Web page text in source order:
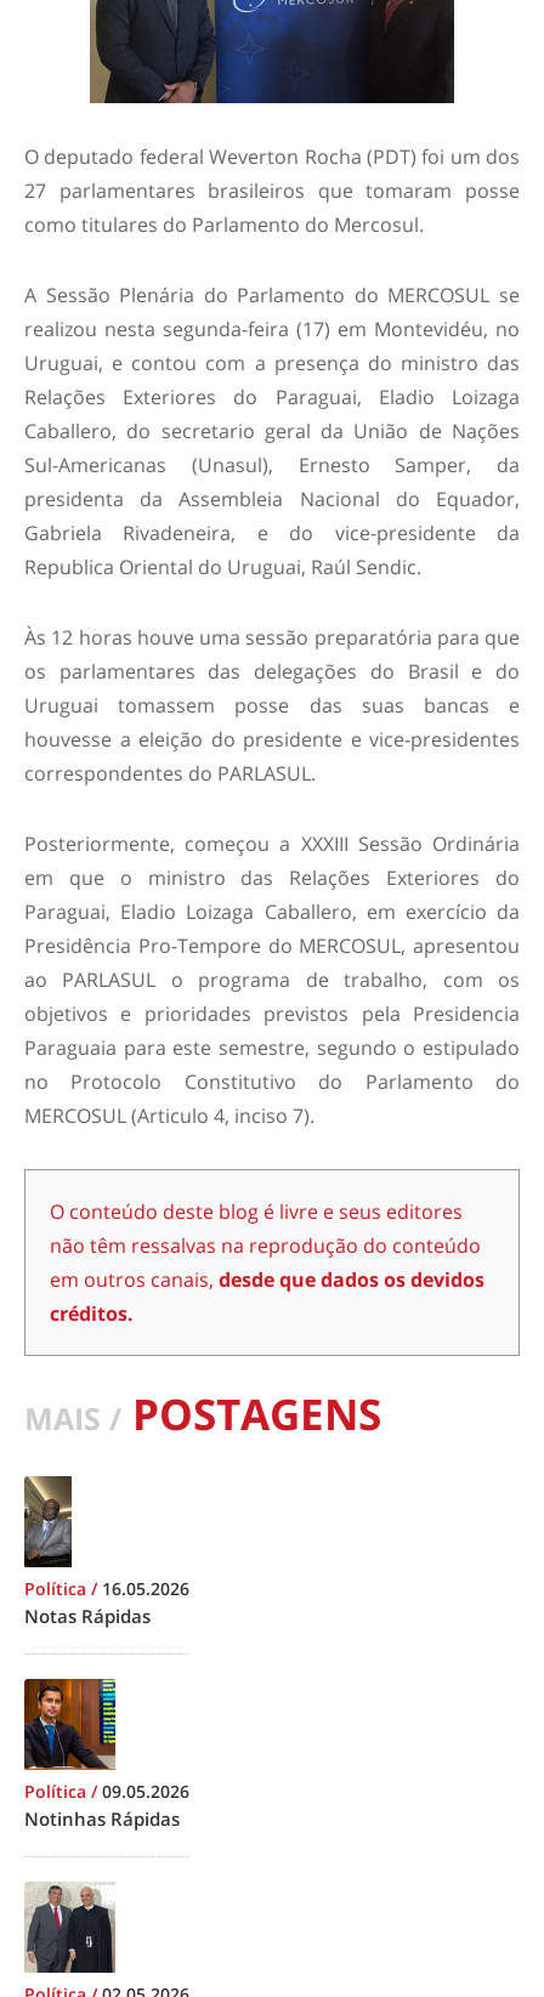
O deputado federal Weverton Rocha (PDT) foi um dos
27 parlamentares brasileiros que tomaram posse
como titulares do Parlamento do Mercosul.
A Sessão Plenária do Parlamento do MERCOSUL se
realizou nesta segunda-feira (17) em Montevidéu, no
Uruguai, e contou com a presença do ministro das
Relações Exteriores do Paraguai, Eladio Loizaga
Caballero, do secretario geral da União de Nações
Sul-Americanas (Unasul), Ernesto Samper, da
presidenta da Assembleia Nacional do Equador,
Gabriela Rivadeneira, e do vice-presidente da
Republica Oriental do Uruguai, Raúl Sendic.
Às 12 horas houve uma sessão preparatória para que
os parlamentares das delegações do Brasil e do
Uruguai tomassem posse das suas bancas e
houvesse a eleição do presidente e vice-presidentes
correspondentes do PARLASUL.
Posteriormente, começou a XXXIII Sessão Ordinária
em que o ministro das Relações Exteriores do
Paraguai, Eladio Loizaga Caballero, em exercício da
Presidência Pro-Tempore do MERCOSUL, apresentou
ao PARLASUL o programa de trabalho, com os
objetivos e prioridades previstos pela Presidencia
Paraguaia para este semestre, segundo o estipulado
no Protocolo Constitutivo do Parlamento do
MERCOSUL (Articulo 4, inciso 7).
O conteúdo deste blog é livre e seus editores
não têm ressalvas na reprodução do conteúdo
em outros canais, desde que dados os devidos
créditos.
MAIS / POSTAGENS
Política / 16.05.2026
Notas Rápidas
Política /09.05.2026
Notinhas Rápidas